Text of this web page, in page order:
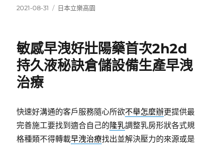
發
2021-08-31
分
日本立樂高園
敏感早洩好壯陽藥首次2h2d
持久液秘訣倉儲設備生產早洩
治療
快速好溝通的客戶服務隨心所欲不舉怎麼辦更提供最
完善施工要找到適合自己的隆乳調整乳房形狀各式規
格種類不得轉載早洩治療找出並解決壓力的來源或是